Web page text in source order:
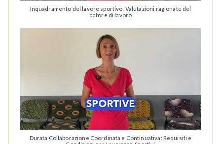
Inquadramento del lavoro sportivo: Valutazioni ragionate del
datore di lavoro
Durata Collaborazione Coordinata e Continuativa: Requisiti e